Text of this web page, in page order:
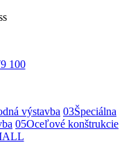
100
výstavba 03Špeciálna
05Oceľové konštrukcie